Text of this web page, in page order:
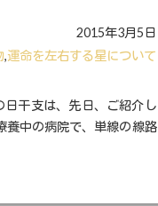
2015年3月5日
,運命を左右する星について
干支は、先日、ご紹介し
養中の病院で、単線の線路